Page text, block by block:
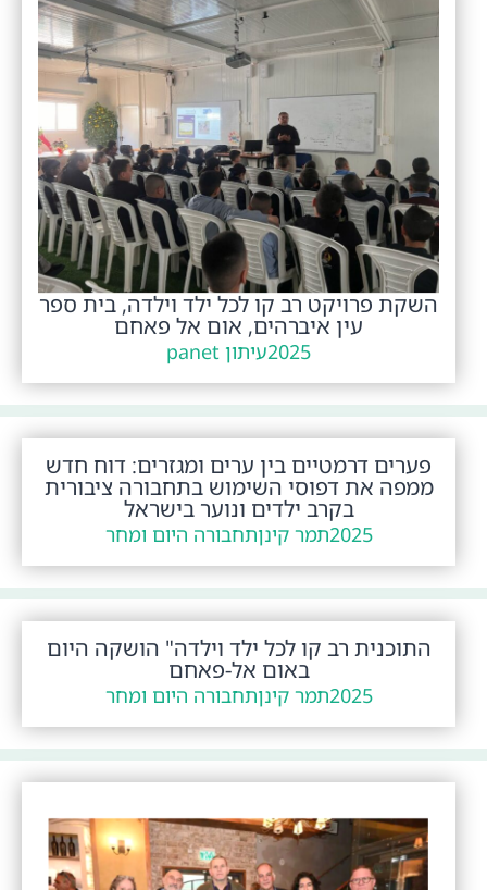
השקת פרויקט רב קו לכל ילד וילדה, בית ספר
עין איברהים, אום אל פאחם
2025עיתון panet
פערים דרמטיים בין ערים ומגזרים: דוח חדש
ממפה את דפוסי השימוש בתחבורה ציבורית
בקרב ילדים ונוער בישראל
2025תמר קינןתחבורה היום ומחר
התוכנית רב קו לכל ילד וילדה" הושקה היום
באום אל-פאחם
2025תמר קינןתחבורה היום ומחר